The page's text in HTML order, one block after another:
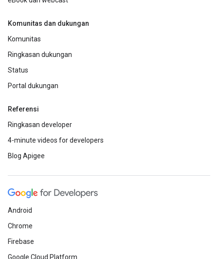
Komunitas dan dukungan
Komunitas
Ringkasan dukungan
Status
Portal dukungan
Referensi
Ringkasan developer
4-minute videos for developers
Blog Apigee
Android
Chrome
Firebase
Google Cloud Platform